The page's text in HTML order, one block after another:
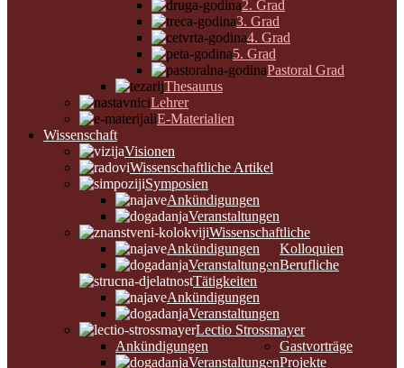
2. Grad
3. Grad
4. Grad
5. Grad
Pastoral Grad
Thesaurus
Lehrer
E-Materialien
Wissenschaft
Visionen
Wissenschaftliche Artikel
Symposien
Ankündigungen
Veranstaltungen
Wissenschaftliche
Kolloquien
Ankündigungen
VeranstaltungenBerufliche
Tätigkeiten
Ankündigungen
Veranstaltungen
Lectio Strossmayer
Ankündigungen
Veranstaltungen
Gastvorträge
Projekte